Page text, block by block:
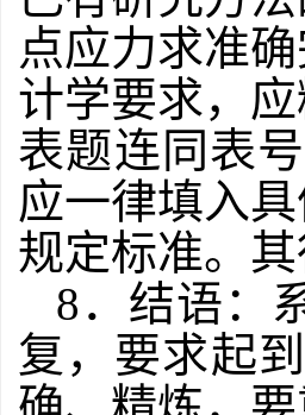
点应力求准
计学要求，
表题连同表
应一律填入
规定标准。
8 ．结语：
复，要求起